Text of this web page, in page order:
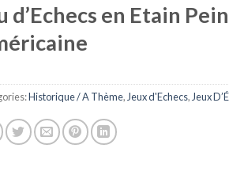
d’Echecs en Etain
Historique / A Thème, Jeux d'Echecs, Jeux